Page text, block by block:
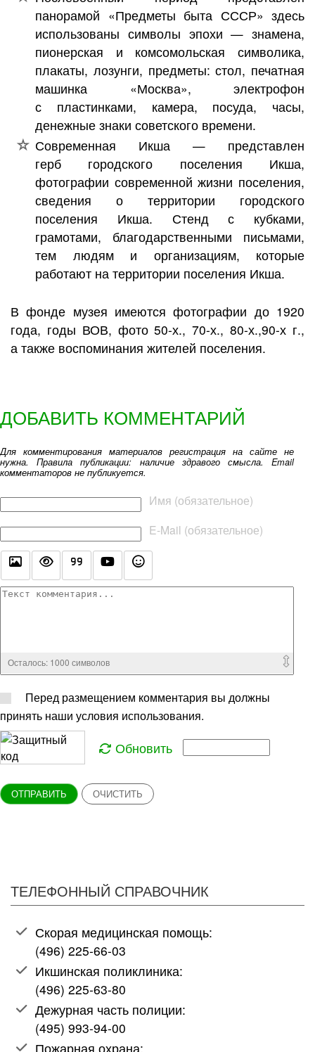
панорамой «Предметы быта СССР» здесь
использованы символы эпохи — знамена,
пионерская и комсомольская символика,
плакаты, лозунги, предметы: стол, печатная
машинка «Москва», электрофон
с пластинками, камера, посуда, часы,
денежные знаки советского времени.
Современная Икша — представлен
герб городского поселения Икша,
фотографии современной жизни поселения,
сведения о территории городского
поселения Икша. Стенд с кубками,
грамотами, благодарственными письмами,
тем людям и организациям, которые
работают на территории поселения Икша.
В фонде музея имеются фотографии до 1920
года, годы ВОВ, фото 50-х., 70-х., 80-х.,90-х г.,
а также воспоминания жителей поселения.
ДОБАВИТЬ КОММЕНТАРИЙ
Для комментирования материалов регистрация на сайте не
нужна. Правила публикации: наличие здравого смысла. Email
комментаторов не публикуется.
Имя (обязательное)
E-Mail (обязательное)
Текст комментария
Осталось: 1000 символов
Перед размещением комментария вы должны
принять наши условия использования.
Обновить
ОТПРАВИТЬ ОЧИСТИТЬ
ТЕЛЕФОННЫЙ СПРАВОЧНИК
Скорая медицинская помощь:
(496) 225-66-03
Икшинская поликлиника:
(496) 225-63-80
Дежурная часть полиции:
(495) 993-94-00
Пожарная охрана: